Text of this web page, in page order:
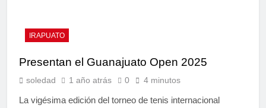
IRAPUATO
Presentan el Guanajuato Open 2025
soledad 1 año atrás 0 4 minutos
La vigésima edición del torneo de tenis internacional